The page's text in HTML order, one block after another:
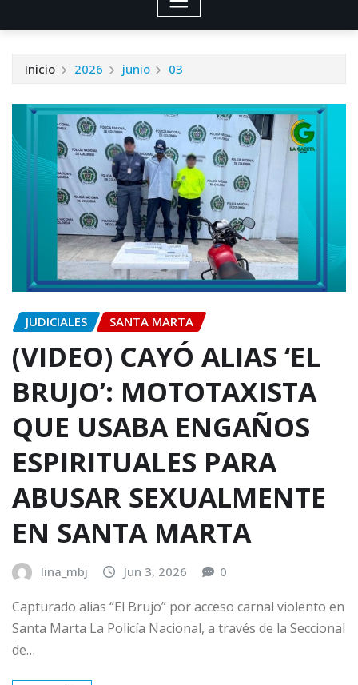
Inicio 2026 junio 03
JUDICIALES SANTA MARTA
(VIDEO) CAYÓ ALIAS ‘EL
BRUJO’: MOTOTAXISTA
QUE USABA ENGAÑOS
ESPIRITUALES PARA
ABUSAR SEXUALMENTE
EN SANTA MARTA
lina_mbj Jun 3, 2026 0
Capturado alias “El Brujo” por acceso carnal violento en
Santa Marta La Policía Nacional, a través de la Seccional
de…